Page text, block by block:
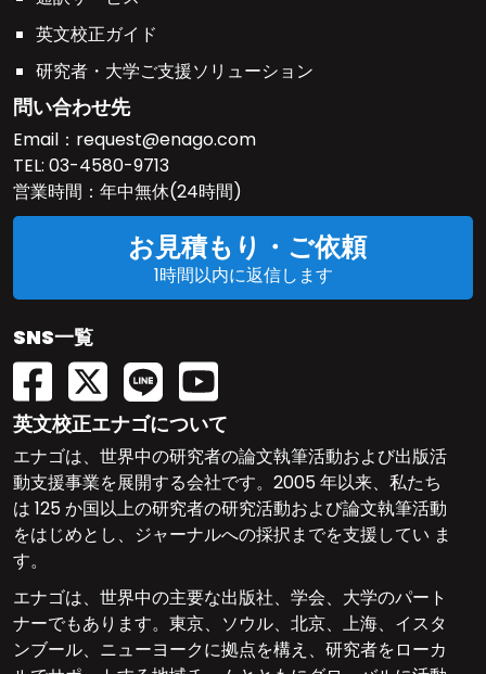
英文校正ガイド
研究者・大学ご支援ソリューション
問い合わせ先
Email： request@enago.com
TEL: 03-4580-9713
営業時間：年中無休(24時間)
お見積もり・ご依頼
1時間以内に返信します
SNS一覧
英文校正エナゴについて
エナゴは、世界中の研究者の論文執筆活動および出版活
動支援事業を展開する会社です。2005 年以来、私たち
は 125 か国以上の研究者の研究活動および論文執筆活動
をはじめとし、ジャーナルへの採択までを支援してい ま
す。
エナゴは、世界中の主要な出版社、学会、大学のパート
ナーでもあります。東京、ソウル、北京、上海、イスタ
ンブール、ニューヨークに拠点を構え、研究者をローカ